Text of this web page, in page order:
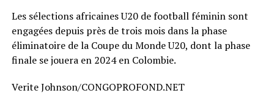
Les sélections africaines U20 de football féminin sont
engagées depuis près de trois mois dans la phase
éliminatoire de la Coupe du Monde U20, dont la phase
finale se jouera en 2024 en Colombie.
Verite Johnson/CONGOPROFOND.NET